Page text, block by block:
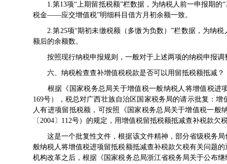
1.第13项“上期留抵税额”栏数据，为纳税人前一申报期的
税金——应交增值税”明细科目借方月初余额一致。
2.第25项“期初未缴税额（多缴为负数）”栏数据，为纳税
额后的余额数。
按照现行纳税申报规则，一般对于上述两项的纳税申报调
六、纳税检查查补增值税税款是否可以用留抵税额抵减？
根据《 国家税务总局关于增值税一般纳税人将增值税进
169号），税总对广西壮族自治区国家税务局的请示批复：
人有进项留抵税额，可按照《 国家税务总局关于增值税一般
〔2004〕112号）的规定，用增值税留抵税额抵减查补税款欠
这是一个批复性文件，根据该文件精神，部分省级税务局
般纳税人将增值税进项留抵税额抵减查补税款欠税有关问题的
机构改革之后，根据《 国家税务总局浙江省税务局关于公布